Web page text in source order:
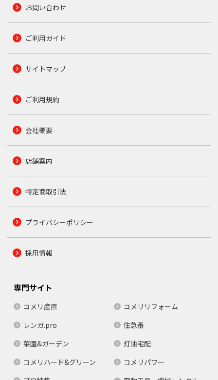
お問い合わせ
ご利用ガイド
サイトマップ
ご利用規約
会社概要
店舗案内
特定商取引法
プライバシーポリシー
採用情報
専門サイト
コメリ産直
コメリリフォーム
レンガ.pro
住急番
菜園&ガーデン
灯油宅配
コメリハード&グリーン
コメリパワー